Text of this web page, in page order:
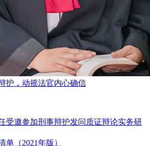
护，动摇法官内心确信
受邀参加刑事辩护发问质证辩论实务研
单（2021年版）